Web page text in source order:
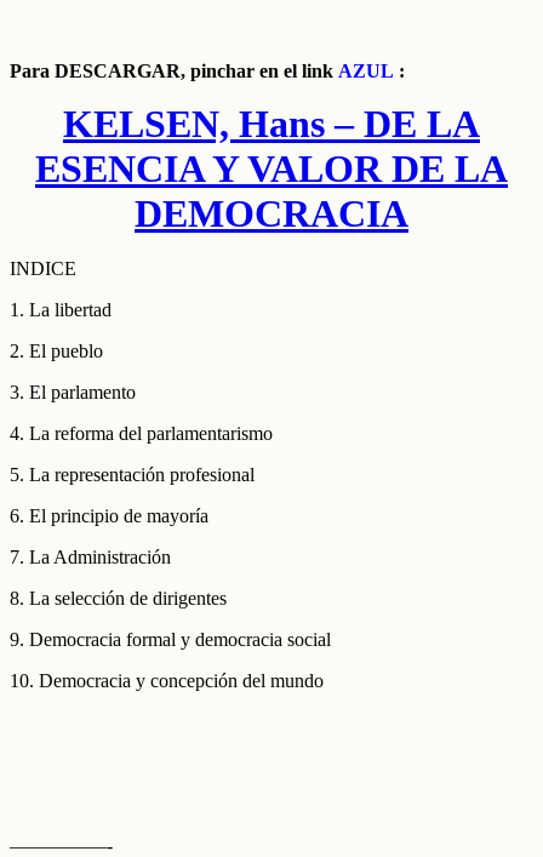
Para DESCARGAR, pinchar en el link AZUL :
KELSEN, Hans – DE LA
ESENCIA Y VALOR DE LA
DEMOCRACIA
INDICE
1. La libertad
2. El pueblo
3. El parlamento
4. La reforma del parlamentarismo
5. La representación profesional
6. El principio de mayoría
7. La Administración
8. La selección de dirigentes
9. Democracia formal y democracia social
10. Democracia y concepción del mundo
—————-